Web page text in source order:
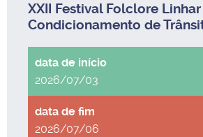
XXII Festival Folclore
Condicionamento de
2026/07/03
2026/07/06